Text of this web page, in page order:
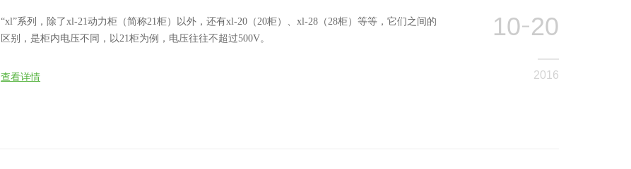
“xl”系列，除了xl-21动力柜（简称21柜）以外，还有xl-20（20柜）、xl-28（28柜）等等，它们之间的
区别，是柜内电压不同，以21柜为例，电压往往不超过500V。
查看详情
10 20
2016